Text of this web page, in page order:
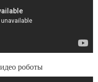
роботы